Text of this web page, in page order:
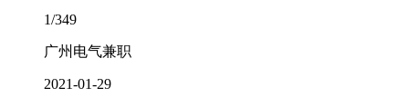
1/349
广州电气兼职
2021-01-29